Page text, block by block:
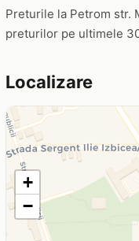
Preturile la Petrom str.
preturilor pe ultimele
Localizare
+
−